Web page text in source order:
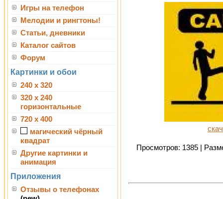
Игры на телефон
Мелодии и рингтоны!
Статьи, дневники
Каталог сайтов
Форум
Картинки и обои
240 x 320
320 x 240
горизонтальные
720 x 400
магический чёрный
квадрат
Другие картинки и
анимация
Приложения
Отзывы о телефонах
Просмотров: 1385 |